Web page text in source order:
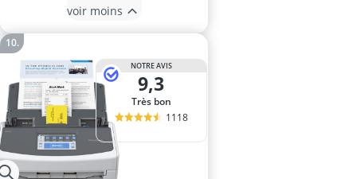
voir moins
NOTRE AVIS
9,3
Très bon
1118